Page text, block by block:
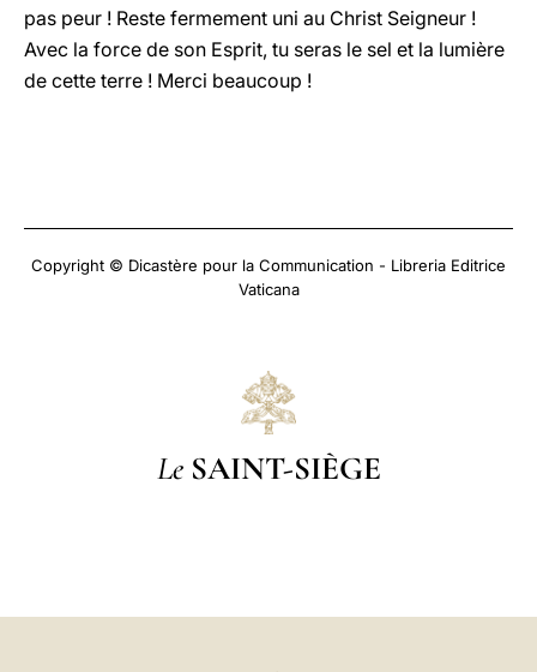
pas peur ! Reste fermement uni au Christ Seigneur !
Avec la force de son Esprit, tu seras le sel et la lumière
de cette terre ! Merci beaucoup !
Copyright © Dicastère pour la Communication - Libreria Editrice
Vaticana
Le SAINT-SIÈGE